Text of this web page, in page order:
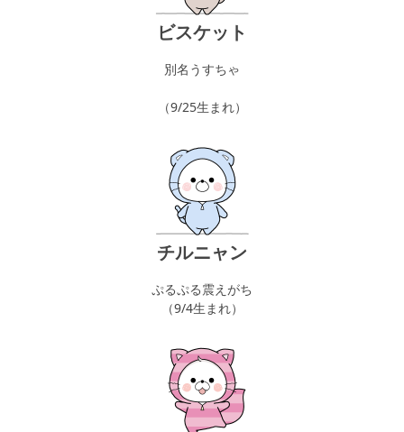
ビスケット
別名うすちゃ
（9/25生まれ）
チルニャン
ぷるぷる震えがち
（9/4生まれ）